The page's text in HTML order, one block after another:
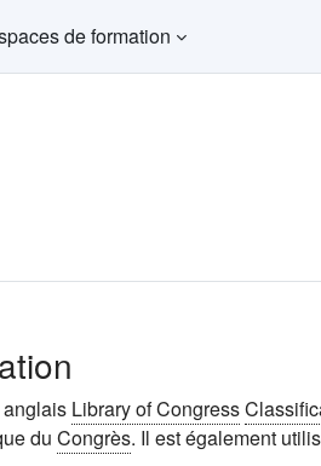
de formation
anglais Library of Congress
du Congrès. Il est également